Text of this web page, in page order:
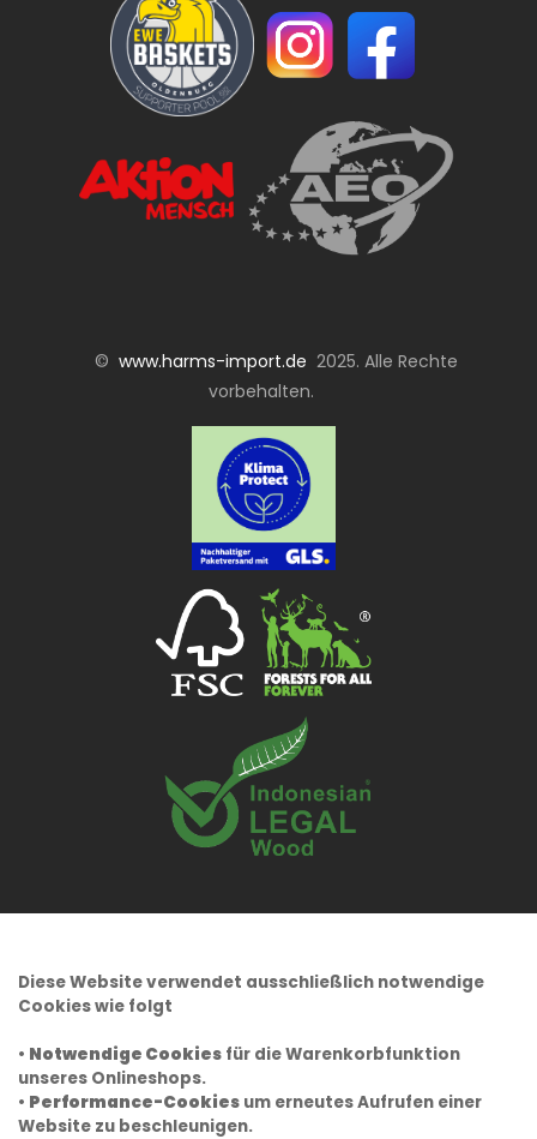
© www.harms-import.de 2025. Alle Rechte
vorbehalten.
Diese Website verwendet ausschließlich notwendige
Cookies wie folgt
• Notwendige Cookies für die Warenkorbfunktion
unseres Onlineshops.
• Performance-Cookies um erneutes Aufrufen einer
Website zu beschleunigen.